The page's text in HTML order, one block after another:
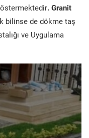
. Granit
bilinse de dökme taş
ve Uygulama